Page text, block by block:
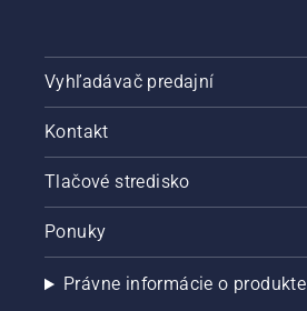
Vyhľadávač predajní
Kontakt
Tlačové stredisko
Ponuky
Právne informácie o produkte